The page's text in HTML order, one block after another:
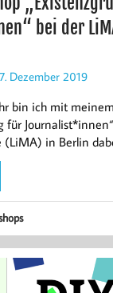
bei der
Dezember 2019
bin ich mit
für
(LiMA) in Berlin